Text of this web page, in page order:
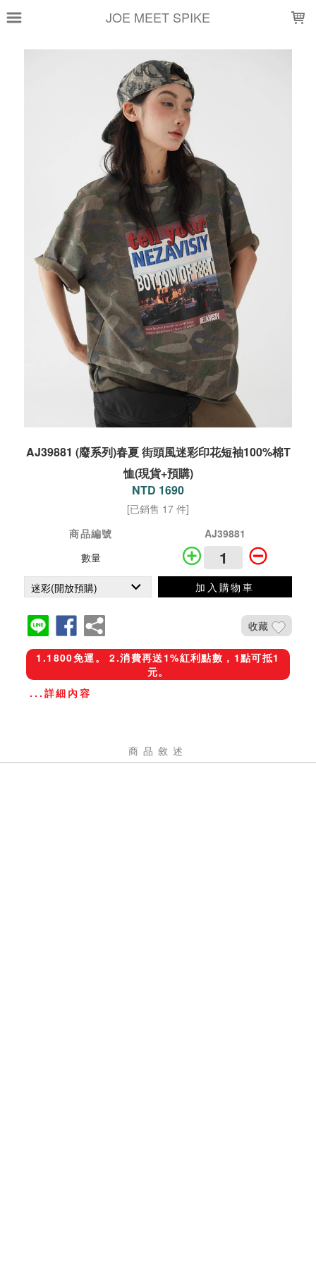
JOE MEET SPIKE
AJ39881 (廢系列)春夏 街頭風迷彩印花短袖100%棉T
恤(現貨+預購)
NTD 1690
[已銷售 17 件]
商品編號
AJ39881
數量
加入購物車
收藏
1.1800免運。 2.消費再送1%紅利點數，1點可抵1
元。
...詳細內容
商品敘述